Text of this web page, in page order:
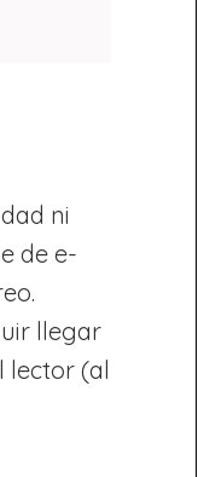
ni
de e-
llegar
lector (al